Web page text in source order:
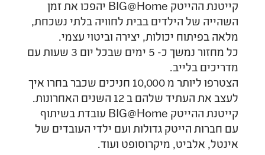
קייטנת ההייטק BIG@Home יהפכו את זמן
השהייה של הילדים בבית לחוויה בלתי נשכחת,
מלאה בפיתוח יכולות, יצירה וביטוי עצמי.
כל מחזור נמשך כ- 5 ימים שבכל יום 3 שעות עם
מדריכים בלייב.
הצטרפו ליותר מ 10,000 חניכים שכבר בחרו איך
לעצב את העתיד שלהם ב 12 השנים האחרונות.
קייטנת ההייטק BIG@Home עובדת בשיתוף
עם חברות הייטק גדולות ועם ילדי העובדים של
אינטל, אלביט, מיקרוסופט ועוד.